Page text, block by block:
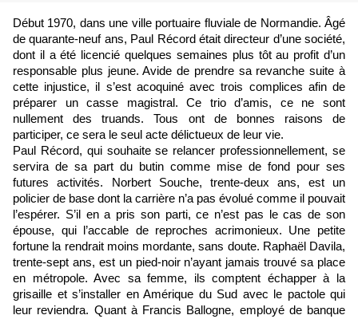
Début 1970, dans une ville portuaire fluviale de Normandie. Âgé
de quarante-neuf ans, Paul Récord était directeur d’une société,
dont il a été licencié quelques semaines plus tôt au profit d’un
responsable plus jeune. Avide de prendre sa revanche suite à
cette injustice, il s’est acoquiné avec trois complices afin de
préparer un casse magistral. Ce trio d’amis, ce ne sont
nullement des truands. Tous ont de bonnes raisons de
participer, ce sera le seul acte délictueux de leur vie.
Paul Récord, qui souhaite se relancer professionnellement, se
servira de sa part du butin comme mise de fond pour ses
futures activités.
Norbert Souche, trente-deux ans, est un
policier de base dont la carrière n’a pas évolué comme il pouvait
l’espérer. S’il en a pris son parti, ce n’est pas le cas de son
épouse, qui l’accable de reproches acrimonieux. Une petite
fortune la rendrait moins mordante, sans doute. Raphaël Davila,
trente-sept ans, est un pied-noir n’ayant jamais trouvé sa place
en métropole. Avec sa femme, ils comptent échapper à la
grisaille et s’installer en Amérique du Sud avec le pactole qui
leur reviendra. Quant à Francis Ballogne, employé de banque